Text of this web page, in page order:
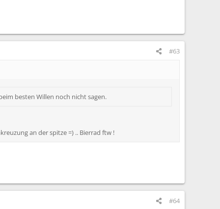
#63
besten Willen noch nicht sagen.
an der spitze =) .. Bierrad ftw !
#64